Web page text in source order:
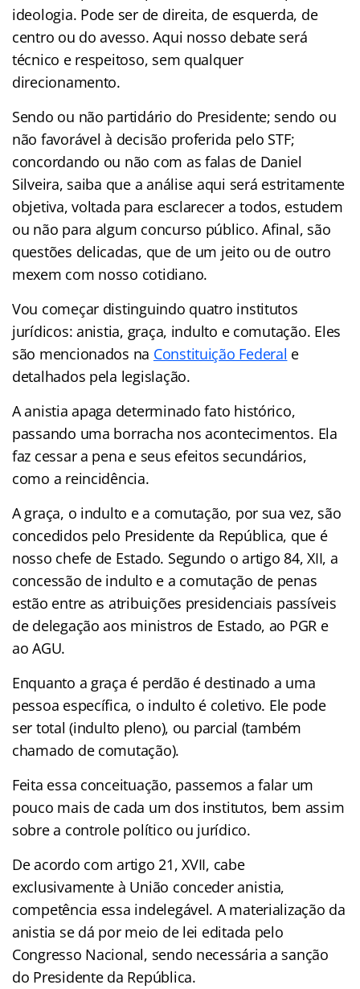
ideologia. Pode ser de direita, de esquerda, de
centro ou do avesso. Aqui nosso debate será
técnico e respeitoso, sem qualquer
direcionamento.
Sendo ou não partidário do Presidente; sendo ou
não favorável à decisão proferida pelo STF;
concordando ou não com as falas de Daniel
Silveira, saiba que a análise aqui será estritamente
objetiva, voltada para esclarecer a todos, estudem
ou não para algum concurso público. Afinal, são
questões delicadas, que de um jeito ou de outro
mexem com nosso cotidiano.
Vou começar distinguindo quatro institutos
jurídicos: anistia, graça, indulto e comutação. Eles
são mencionados na Constituição Federal e
detalhados pela legislação.
A anistia apaga determinado fato histórico,
passando uma borracha nos acontecimentos. Ela
faz cessar a pena e seus efeitos secundários,
como a reincidência.
A graça, o indulto e a comutação, por sua vez, são
concedidos pelo Presidente da República, que é
nosso chefe de Estado. Segundo o artigo 84, XII, a
concessão de indulto e a comutação de penas
estão entre as atribuições presidenciais passíveis
de delegação aos ministros de Estado, ao PGR e
ao AGU.
Enquanto a graça é perdão é destinado a uma
pessoa específica, o indulto é coletivo. Ele pode
ser total (indulto pleno), ou parcial (também
chamado de comutação).
Feita essa conceituação, passemos a falar um
pouco mais de cada um dos institutos, bem assim
sobre a controle político ou jurídico.
De acordo com artigo 21, XVII, cabe
exclusivamente à União conceder anistia,
competência essa indelegável. A materialização da
anistia se dá por meio de lei editada pelo
Congresso Nacional, sendo necessária a sanção
do Presidente da República.